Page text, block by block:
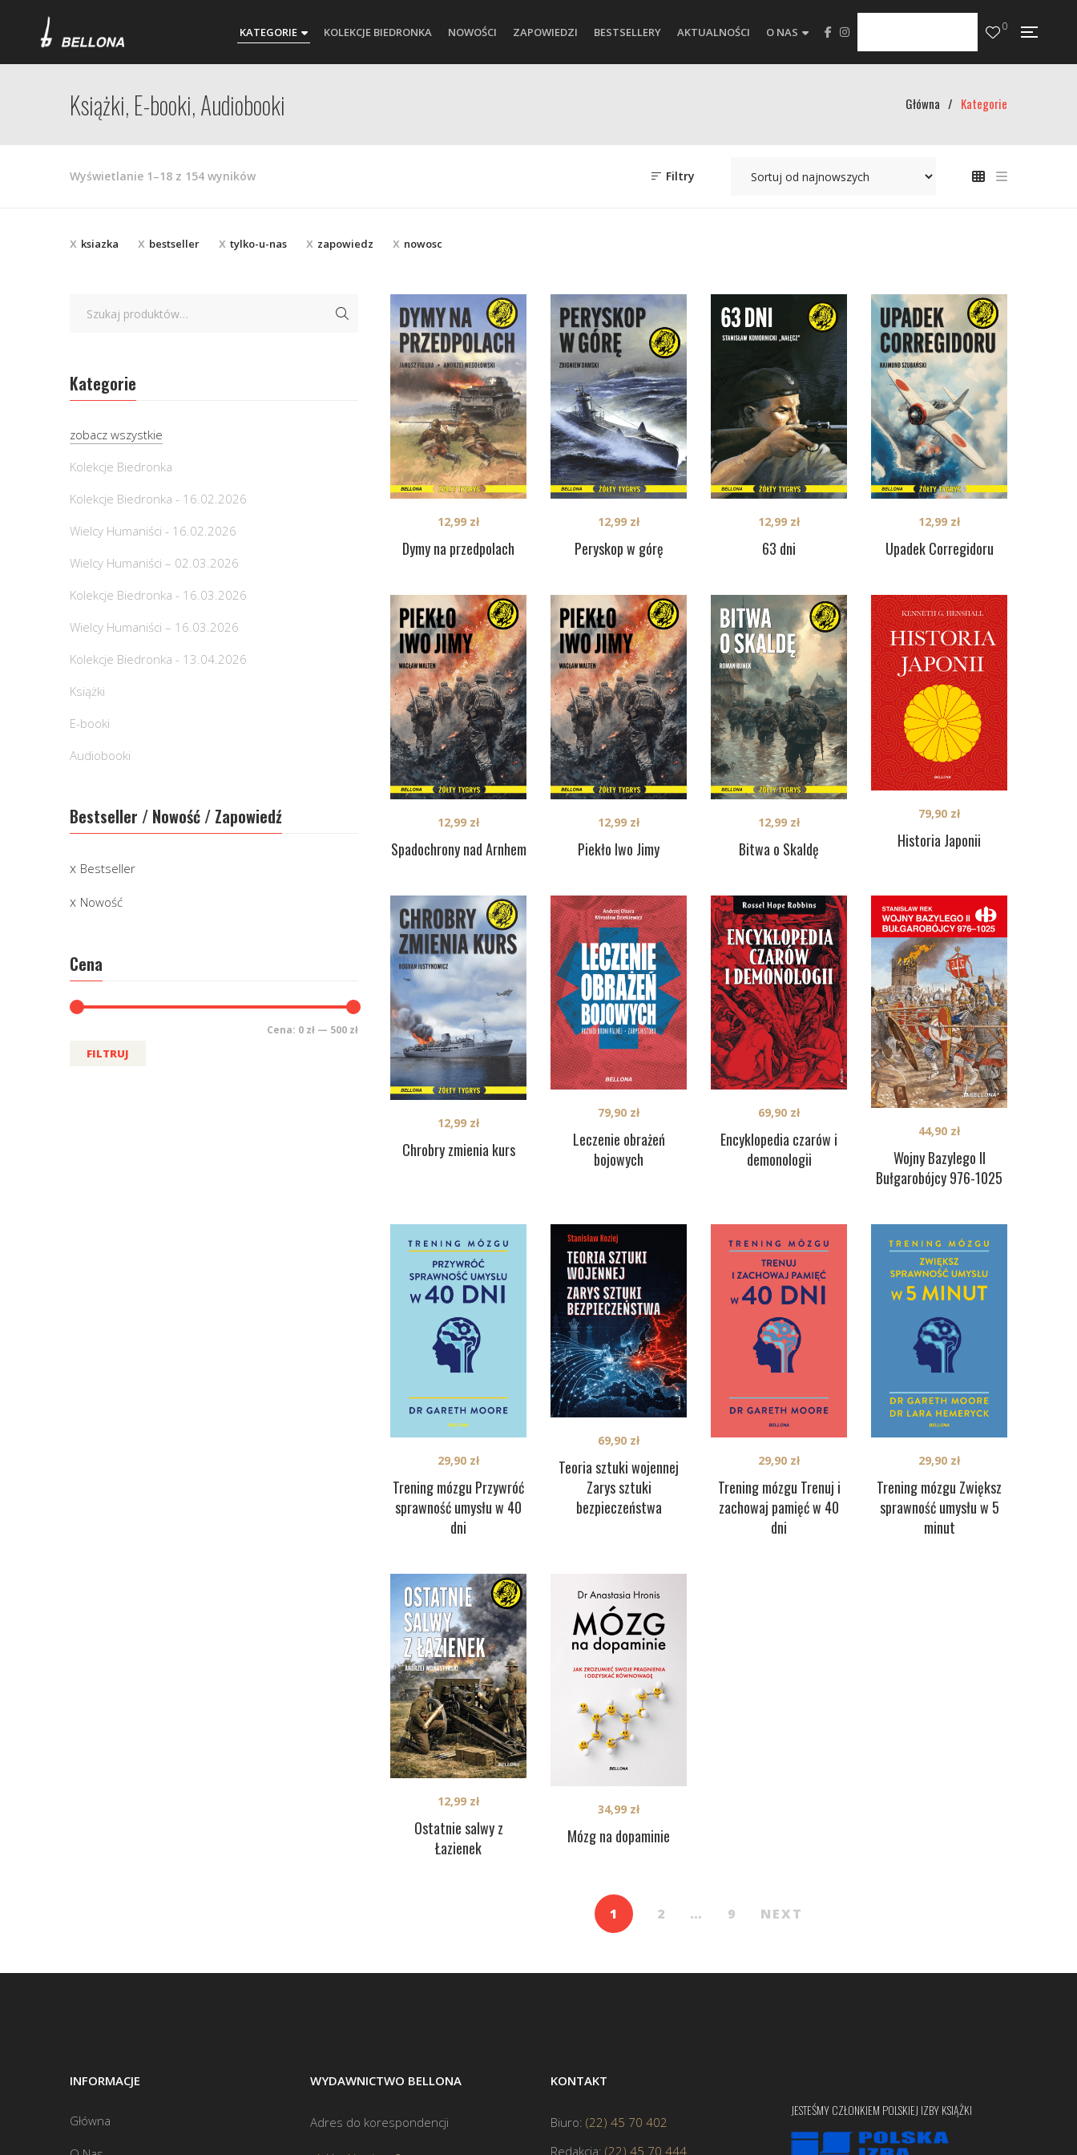
KATEGORIE KOLEKCJE BIEDRONKA NOWOŚCI ZAPOWIEDZI BESTSELLERY AKTUALNOŚCI O NAS 0
Książki, E-booki, Audiobooki Główna / Kategorie
Wyświetlanie 1–18 z 154 wynikówPosortowane
Filtry
ksiazka bestseller tylko-u-nas zapowiedz nowosc
Dymy na przedpolach
12,99 zł
Peryskop w górę
12,99 zł
63 dni
12,99 zł
Upadek Corregidoru
12,99 zł
Spadochrony nad Arnhem
12,99 zł
Piekło Iwo Jimy
12,99 zł
Bitwa o Skaldę
12,99 zł
Historia Japonii
79,90 zł
Chrobry zmienia kurs
12,99 zł
Leczenie obrażeń
bojowych
79,90 zł
Encyklopedia czarów i
demonologii
69,90 zł
Wojny Bazylego II
Bułgarobójcy 976-1025
44,90 zł
Trening mózgu Przywróć
sprawność umysłu w 40
dni
29,90 zł
Teoria sztuki wojennej
Zarys sztuki
bezpieczeństwa
69,90 zł
Trening mózgu Trenuj i
zachowaj pamięć w 40
dni
29,90 zł
Trening mózgu Zwiększ
sprawność umysłu w 5
minut
29,90 zł
Ostatnie salwy z
Łazienek
12,99 zł
Mózg na dopaminie
34,99 zł
1 2 … 9 NEXT
Kategorie
zobacz wszystkie
Kolekcje Biedronka
Kolekcje Biedronka - 16.02.2026
Wielcy Humaniści - 16.02.2026
Wielcy Humaniści – 02.03.2026
Kolekcje Biedronka - 16.03.2026
Wielcy Humaniści – 16.03.2026
Kolekcje Biedronka - 13.04.2026
Książki
E-booki
Audiobooki
Bestseller / Nowość / Zapowiedź
Bestseller
Nowość
Cena
FILTRUJ
Cena: 0 zł — 500 zł
INFORMACJE
Główna
WYDAWNICTWO BELLONA
Adres do korespondencji
KONTAKT
Biuro: (22) 45 70 402
Redakcja: (22) 45 70 444
JESTEŚMY CZŁONKIEM POLSKIEJ IZBY KSIĄŻKI